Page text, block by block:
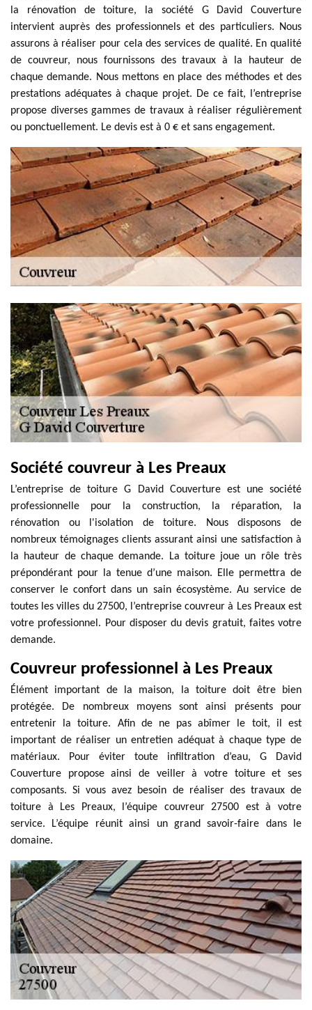
la rénovation de toiture, la société G David Couverture
intervient auprès des professionnels et des particuliers. Nous
assurons à réaliser pour cela des services de qualité. En qualité
de couvreur, nous fournissons des travaux à la hauteur de
chaque demande. Nous mettons en place des méthodes et des
prestations adéquates à chaque projet. De ce fait, l’entreprise
propose diverses gammes de travaux à réaliser régulièrement
ou ponctuellement. Le devis est à 0 € et sans engagement.
Société couvreur à Les Preaux
L’entreprise de toiture G David Couverture est une société
professionnelle pour la construction, la réparation, la
rénovation ou l'isolation de toiture. Nous disposons de
nombreux témoignages clients assurant ainsi une satisfaction à
la hauteur de chaque demande. La toiture joue un rôle très
prépondérant pour la tenue d’une maison. Elle permettra de
conserver le confort dans un sain écosystème. Au service de
toutes les villes du 27500, l’entreprise couvreur à Les Preaux est
votre professionnel. Pour disposer du devis gratuit, faites votre
demande.
Couvreur professionnel à Les Preaux
Élément important de la maison, la toiture doit être bien
protégée. De nombreux moyens sont ainsi présents pour
entretenir la toiture. Afin de ne pas abîmer le toit, il est
important de réaliser un entretien adéquat à chaque type de
matériaux. Pour éviter toute infiltration d’eau, G David
Couverture propose ainsi de veiller à votre toiture et ses
composants. Si vous avez besoin de réaliser des travaux de
toiture à Les Preaux, l’équipe couvreur 27500 est à votre
service. L’équipe réunit ainsi un grand savoir-faire dans le
domaine.